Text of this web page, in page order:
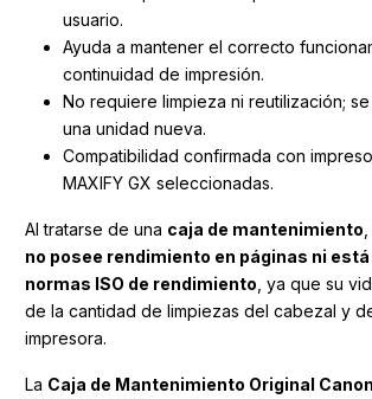
usuario.
Ayuda a mantener el correcto
continuidad de impresión.
No requiere limpieza ni reutilización;
una unidad nueva.
Compatibilidad confirmada con
MAXIFY GX seleccionadas.
Al tratarse de una caja de mantenimiento
no posee rendimiento en páginas ni
normas ISO de rendimiento , ya que su
de la cantidad de limpiezas del cabezal y
impresora.
La Caja de Mantenimiento Original